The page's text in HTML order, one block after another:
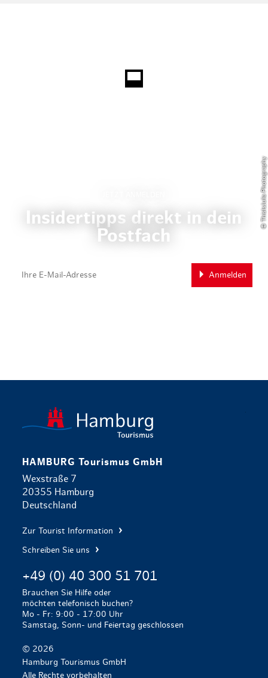
Insidertipps direkt in dein
Postfach
Anmelden
© ThisIsJulia Photography
HAMBURG Tourismus GmbH
Wexstraße 7
20355 Hamburg
Deutschland
Zur Tourist Information
Schreiben Sie uns
+49 (0) 40 300 51 701
Brauchen Sie Hilfe oder
möchten telefonisch buchen?
Mo - Fr: 9:00 - 17:00 Uhr
Samstag, Sonn- und Feiertag geschlossen
© 2026
Hamburg Tourismus GmbH
Alle Rechte vorbehalten